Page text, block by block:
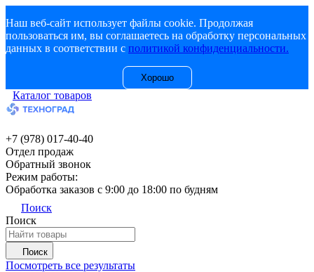
Наш веб-сайт использует файлы cookie. Продолжая
пользоваться им, вы соглашаетесь на обработку персональных
данных в соответствии с политикой конфиденциальности.
Хорошо
Каталог товаров
+7 (978) 017-40-40
Отдел продаж
Обратный звонок
Режим работы:
Обработка заказов с 9:00 до 18:00 по будням
Поиск
Поиск
Поиск
Посмотреть все результаты